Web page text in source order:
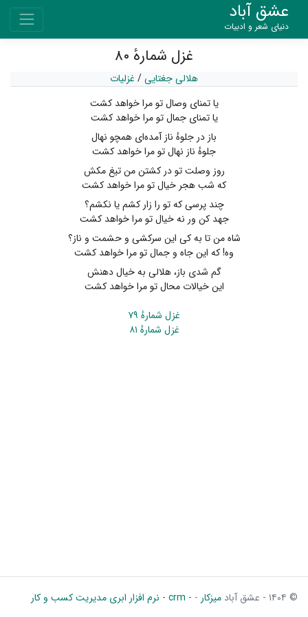
عشق آباد
دنیای شعر و ادبیات
غزل شمارهٔ ۸۰
هلالی جغتایی/ غزلیات
یا تمنای وصال تو مرا خواهد کشت
یا تمنای جمال تو مرا خواهد کشت
باز در جلوهٔ ناز آمده‌ای همچو نهال
جلوهٔ ناز نهال تو مرا خواهد کشت
روز وصلت تو در کشتن من تیغ مکش
که شب هجر خیال تو مرا خواهد کشت
چند پرسی که تو را زار کشم یا نکشم؟
جهد کن ور نه خیال تو مرا خواهد کشت
شاه من تا به کی این سرکشی و حشمت و ناز؟
وه! که این جاه و جمال تو مرا خواهد کشت
گم شدی باز، هلالی به خیال دهنش
این خیالات محال تو مرا خواهد کشت
غزل شمارهٔ ۷۹
غزل شمارهٔ ۸۱
© ۱۴۰۴ - عشق آباد میزکار - - crm - نرم افزار ابری مدیریت کسب و کار